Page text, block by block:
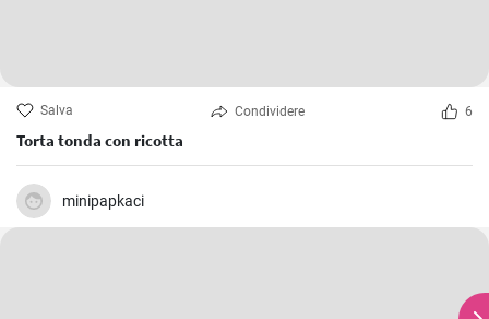
Salva Condividere 6
Torta tonda con ricotta
minipapkaci